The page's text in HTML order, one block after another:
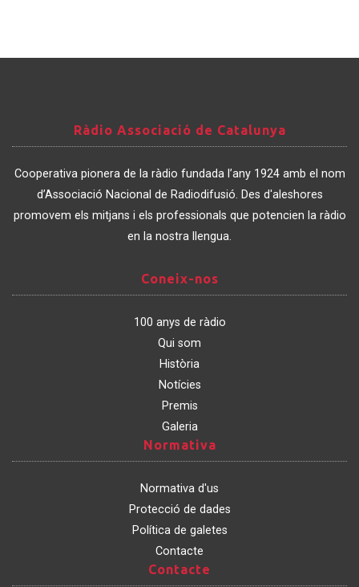
Associació
de
Catalunya
Ràdio Associació de Catalunya
Cooperativa pionera de la ràdio fundada l’any 1924 amb el nom
d’Associació Nacional de Radiodifusió. Des d'aleshores
promovem els mitjans i els professionals que potencien la ràdio
en la nostra llengua.
nos
Coneix-nos
100 anys de ràdio
Qui som
Història
Notícies
Premis
Galeria
Normativa
Normativa d'us
Protecció de dades
Política de galetes
Contacte
Contacte